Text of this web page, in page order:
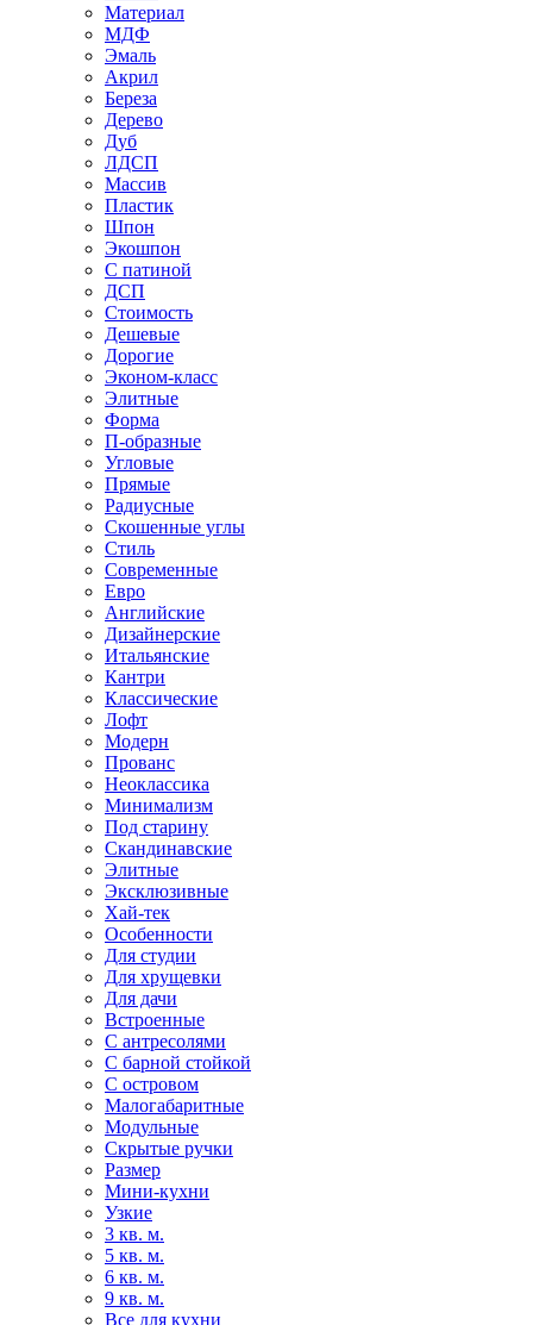
Материал
МДФ
Эмаль
Акрил
Береза
Дерево
Дуб
ЛДСП
Массив
Пластик
Шпон
Экошпон
С патиной
ДСП
Стоимость
Дешевые
Дорогие
Эконом-класс
Элитные
Форма
П-образные
Угловые
Прямые
Радиусные
Скошенные углы
Стиль
Современные
Евро
Английские
Дизайнерские
Итальянские
Кантри
Классические
Лофт
Модерн
Прованс
Неоклассика
Минимализм
Под старину
Скандинавские
Элитные
Эксклюзивные
Хай-тек
Особенности
Для студии
Для хрущевки
Для дачи
Встроенные
С антресолями
С барной стойкой
С островом
Малогабаритные
Модульные
Скрытые ручки
Размер
Мини-кухни
Узкие
3 кв. м.
5 кв. м.
6 кв. м.
9 кв. м.
Все для кухни